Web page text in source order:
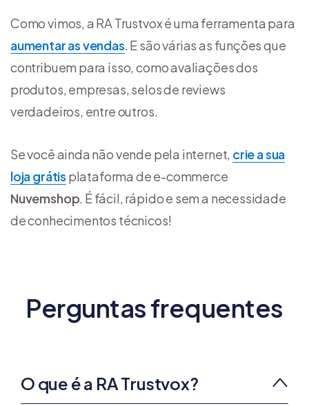
Como vimos, a RA Trustvox é uma ferramenta para
aumentar as vendas. E são várias as funções que
contribuem para isso, como avaliações dos
produtos, empresas, selos de reviews
verdadeiros, entre outros.
Se você ainda não vende pela internet, crie a sua
loja grátis plataforma de e-commerce
Nuvemshop. É fácil, rápido e sem a necessidade
de conhecimentos técnicos!
Perguntas frequentes
O que é a RA Trustvox?